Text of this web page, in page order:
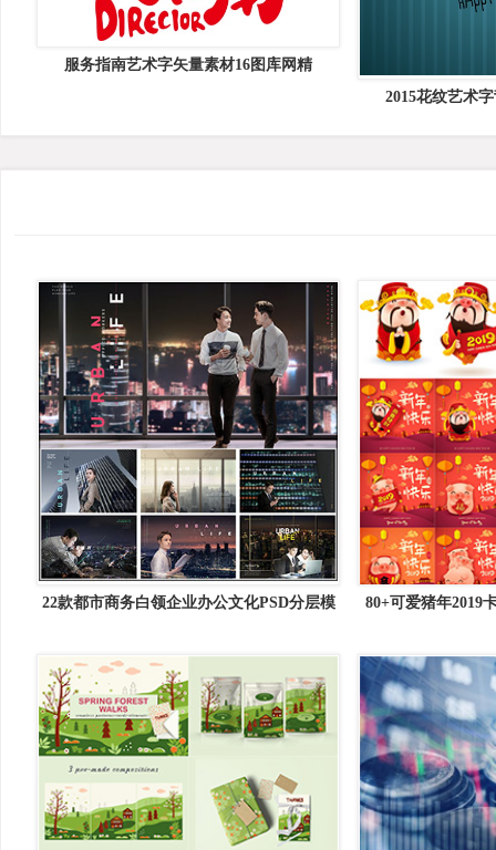
服务指南艺术字矢量素材16图库网精
2015花纹艺术
22款都市商务白领企业办公文化PSD分层模
80+可爱猪年2019